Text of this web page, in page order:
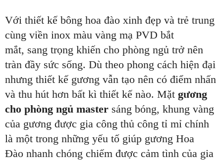
Với thiết kế bông hoa đào xinh đẹp và trẻ trung
cùng viền inox màu vàng mạ PVD bắt
mắt, sang trọng khiến cho phòng ngủ trở nên
tràn đầy sức sống. Dù theo phong cách hiện đại
nhưng thiết kế gương vẫn tạo nên có điểm nhấn
và thu hút hơn bất kì thiết kế nào. Mặt gương
cho phòng ngủ master sáng bóng, khung vàng
của gương được gia công thủ công tỉ mỉ chính
là một trong những yếu tố giúp gương Hoa
Đào nhanh chóng chiếm được cảm tình của gia